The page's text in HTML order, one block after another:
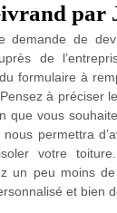
par
demande de
de
formulaire à
à préciser
que vous
permettra
votre
un peu moins
et bien